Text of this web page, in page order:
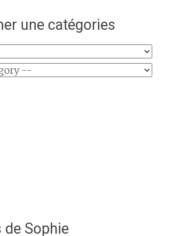
une catégories
de Sophie